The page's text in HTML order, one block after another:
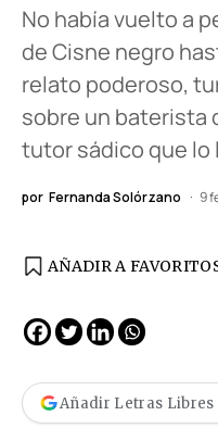
No había vuelto a
de Cisne negro
relato poderoso,
sobre un baterista
tutor sádico que lo
por Fernanda Solórzano 9
AÑADIR A
Añadir Letras Libres